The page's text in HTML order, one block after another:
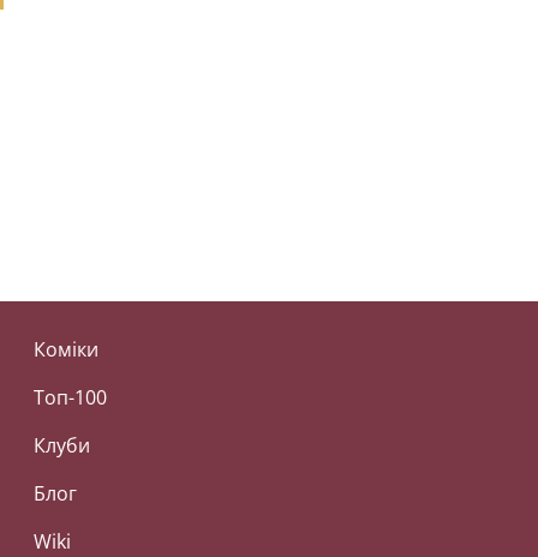
Коміки
Топ-100
Клуби
Блог
Wiki